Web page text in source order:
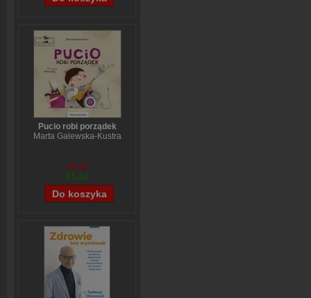
Pucio robi porządek
Marta Galewska-Kustra
£6,60
£5,32